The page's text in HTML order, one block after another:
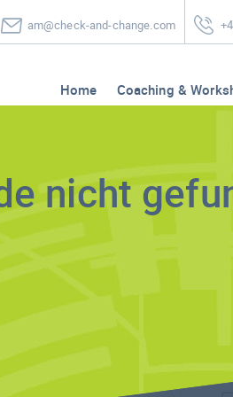
am@check-and-change.com
Home Coaching &
nicht